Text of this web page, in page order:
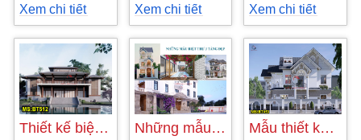
bể bơi được
nhiều gia chủ lựa
chọn. Bởi mặc...
Xem chi tiết
thự hiện đại 2
tầng sân vườn
mái Nhật đẹp...
Xem chi tiết
mang lại không
gian sang trọng,
quý phái và đầy
tinh tế cho các...
Xem chi tiết
Thiết kế biệt thự 2 tầng mái nhật có… Những mẫu biệt thự 3 tầng đẹp đa dạng… Mẫu thiết kế biệt thự vườn 2 tầng mái…